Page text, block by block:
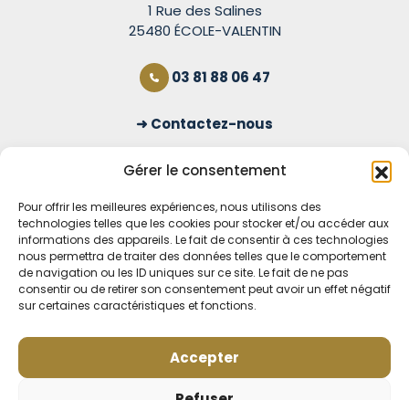
Gérer le consentement
Pour offrir les meilleures expériences, nous utilisons des
technologies telles que les cookies pour stocker et/ou accéder aux
informations des appareils. Le fait de consentir à ces technologies
nous permettra de traiter des données telles que le comportement
de navigation ou les ID uniques sur ce site. Le fait de ne pas
consentir ou de retirer son consentement peut avoir un effet négatif
sur certaines caractéristiques et fonctions.
Accepter
1 Rue des Salines
25480 ÉCOLE-VALENTIN
03 81 88 06 47
Contactez-nous
S'inscrire à la newsletter
OUVERT TOUS LES JOURS
Voir nos horaires
MENTIONS LÉGALES
POLITIQUE DE CONFIDENTIALITÉ